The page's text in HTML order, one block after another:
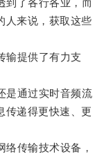
了各行各业，而
人来说，获取这些
提供了有力支
通过实时音频流
传递得更快速、更
传输技术设备，